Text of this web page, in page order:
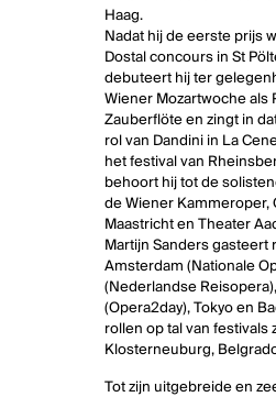
Haag.
Nadat hij de eerste prijs
Dostal concours in St
debuteert hij ter
Wiener Mozartwoche als
Zauberflöte en zingt in
rol van Dandini in La
het festival van
behoort hij tot de
de Wiener Kammeroper,
Maastricht en Theater
Martijn Sanders gasteert
Amsterdam (Nationale
(Nederlandse
(Opera2day), Tokyo en
rollen op tal van festivals
Klosterneuburg,
Tot zijn uitgebreide en